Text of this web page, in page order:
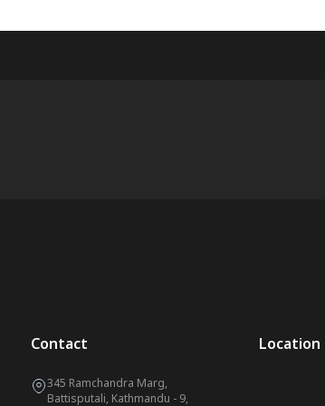
Contact
345 Ramchandra Marg,
Battisputali, Kathmandu - 9,
Location